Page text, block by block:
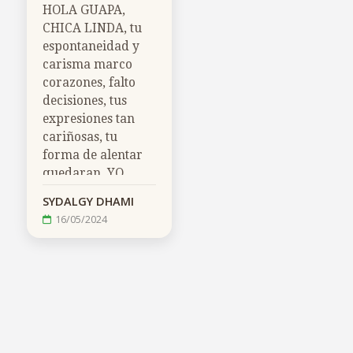
HOLA GUAPA,
CHICA LINDA, tu
espontaneidad y
carisma marco
corazones, falto
decisiones, tus
expresiones tan
cariñosas, tu
forma de alentar
quedaran, YO
PODIAS MAS
INGENIERA, solo
SYDALGY DHAMI
16/05/2024